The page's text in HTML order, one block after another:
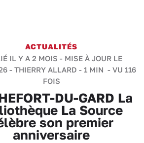
ACTUALITÉS
IL Y A 2 MOIS - MISE À JOUR LE
- THIERRY ALLARD - 1 MIN - VU 116
FOIS
DU-GARD La
La Source
son premier
anniversaire